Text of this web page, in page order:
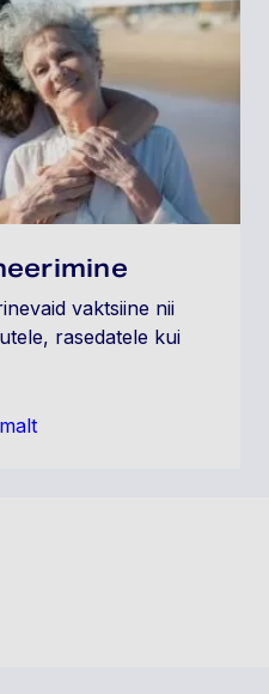
vaktsiine nii
rasedatele kui